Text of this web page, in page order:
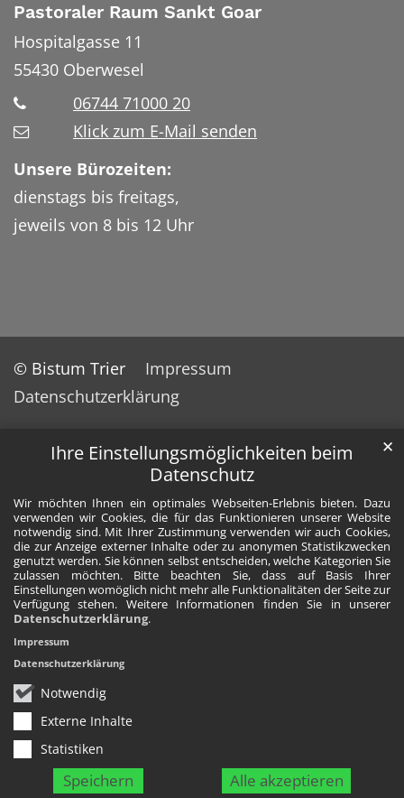
Ihre Einstellungsmöglichkeiten beim
Datenschutz
Wir möchten Ihnen ein optimales Webseiten-Erlebnis bieten. Dazu
verwenden wir Cookies, die für das Funktionieren unserer Website
notwendig sind. Mit Ihrer Zustimmung verwenden wir auch Cookies,
die zur Anzeige externer Inhalte oder zu anonymen Statistikzwecken
genutzt werden. Sie können selbst entscheiden, welche Kategorien Sie
zulassen möchten. Bitte beachten Sie, dass auf Basis Ihrer
Einstellungen womöglich nicht mehr alle Funktionalitäten der Seite zur
Verfügung stehen. Weitere Informationen finden Sie in unserer
Datenschutzerklärung.
Notwendig
Externe Inhalte
Statistiken
Speichern Alle akzeptieren
✕
Impressum
Datenschutzerklärung
Pastoraler Raum Sankt Goar
Hospitalgasse 11
55430 Oberwesel
06744 71000 20
Klick zum E-Mail senden
Unsere Bürozeiten:
dienstags bis freitags,
jeweils von 8 bis 12 Uhr
© Bistum Trier
Impressum
Datenschutzerklärung